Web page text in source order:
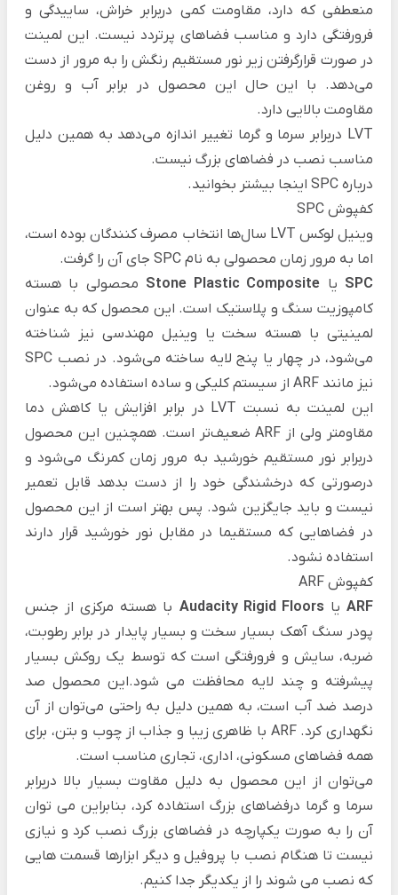
منعطفی که دارد، مقاومت کمی دربرابر خراش، ساییدگی و
فرورفتگی دارد و مناسب فضاهای پرتردد نیست. این لمینت
در صورت قرارگرفتن زیر نور مستقیم رنگش را به مرور از دست
می‌دهد. با این حال این محصول در برابر آب و روغن
مقاومت بالایی دارد.
LVT دربرابر سرما و گرما تغییر اندازه می‌دهد به همین دلیل
مناسب نصب در فضاهای بزرگ نیست.
درباره SPC
اینجا بیشتر بخوانید.
کفپوش SPC
وینیل لوکس LVT سال‌ها انتخاب مصرف کنندگان بوده است،
اما به مرور زمان محصولی به نام SPC جای آن را گرفت.
SPC یا Stone Plastic Composite محصولی با هسته
کامپوزیت سنگ و پلاستیک است. این محصول که به عنوان
لمینیتی با هسته سخت یا وینیل مهندسی نیز شناخته
می‌شود، در چهار یا پنج لایه ساخته می‌شود. در نصب SPC
نیز مانند ARF از سیستم کلیکی و ساده استفاده می‌شود.
این لمینت به نسبت LVT در برابر افزایش یا کاهش دما
مقاومتر ولی از ARF ضعیف‌تر است. همچنین این محصول
دربرابر نور مستقیم خورشید به مرور زمان کمرنگ می‌شود و
درصورتی که درخشندگی خود را از دست بدهد قابل تعمیر
نیست و باید جایگزین شود. پس بهتر است از این محصول
در فضاهایی که مستقیما در مقابل نور خورشید قرار دارند
استفاده نشود.
کفپوش ARF
ARFیا Audacity Rigid Floors با هسته مرکزی از جنس
پودر سنگ آهک بسیار سخت و بسیار پایدار در برابر رطوبت،
ضربه، سایش و فرورفتگی است که توسط یک روکش بسیار
پیشرفته و چند لایه محافظت می ‌شود.این محصول صد
درصد ضد آب است، به همین دلیل به راحتی می‌توان از آن
نگهداری کرد.ARF با ظاهری زیبا و جذاب از چوب و بتن، برای
همه فضاهای مسکونی، اداری، تجاری مناسب است.
می‌توان از این محصول به دلیل مقاوت بسیار بالا دربرابر
سرما و گرما درفضاهای بزرگ استفاده کرد، بنابراین می توان
آن را به صورت یکپارچه در فضاهای بزرگ نصب کرد و نیازی
نیست تا هنگام نصب با پروفیل و دیگر ابزارها قسمت هایی
که نصب می شوند را از یکدیگر جدا کنیم.